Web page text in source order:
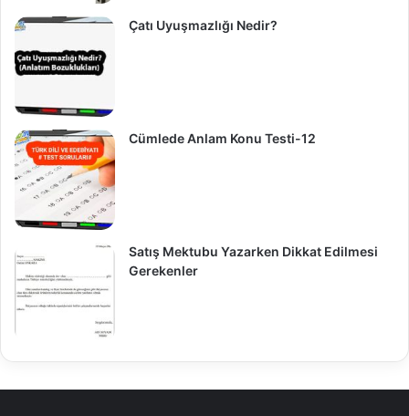
Çatı Uyuşmazlığı Nedir?
Cümlede Anlam Konu Testi-12
Satış Mektubu Yazarken Dikkat Edilmesi
Gerekenler